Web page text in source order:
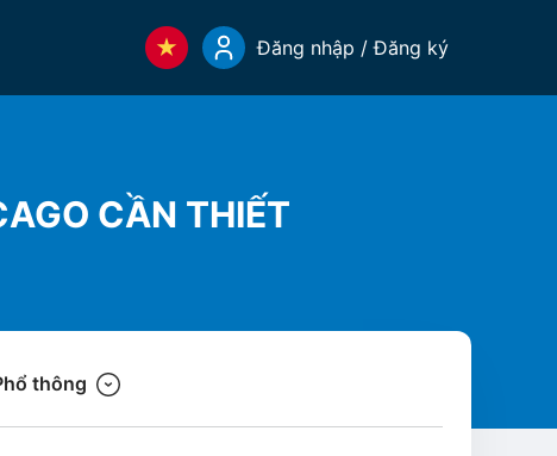
Đăng nhập / Đăng ký
CẦN THIẾT
thông